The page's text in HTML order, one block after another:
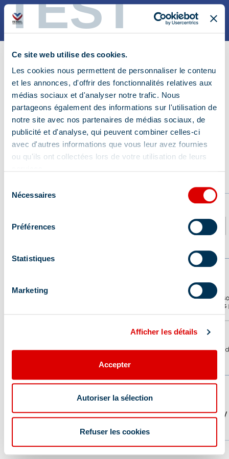
Ce site web utilise des cookies.
Les cookies nous permettent de personnaliser le contenu
et les annonces, d'offrir des fonctionnalités relatives aux
médias sociaux et d'analyser notre trafic. Nous
partageons également des informations sur l'utilisation de
notre site avec nos partenaires de médias sociaux, de
publicité et d'analyse, qui peuvent combiner celles-ci
avec d'autres informations que vous leur avez fournies
ou qu'ils ont collectées lors de votre utilisation de leurs
Nécessaires
Préférences
Statistiques
Marketing
Afficher les détails
Accepter
Autoriser la sélection
Refuser les cookies
Planning des activités à téléchargerICI
NOS PASS
6 Jours
INFOS PRATIQUES
Carte des activités
Points de retrait